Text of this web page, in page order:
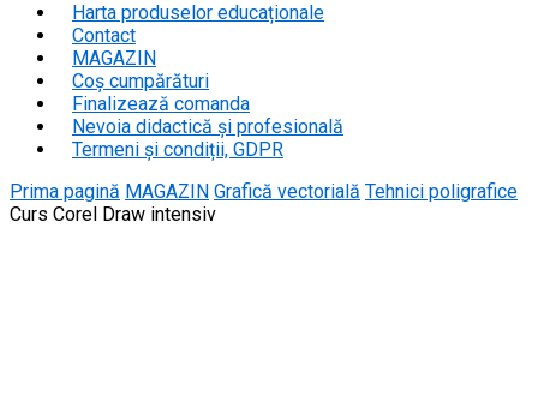
Harta produselor educaționale
Contact
MAGAZIN
Coș cumpărături
Finalizează comanda
Nevoia didactică și profesională
Termeni și condiții, GDPR
Prima pagină MAGAZIN Grafică vectorială Tehnici poligrafice
Curs Corel Draw intensiv